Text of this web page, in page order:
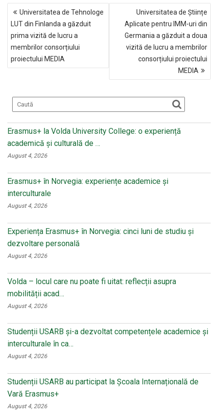
b
o
o
k
o
kl
a
er
NAVIGARE
ÎN
ARTICOLE
Universitatea de Tehnologe
LUT din Finlanda a găzduit
prima vizită de lucru a
membrilor consorțiului
proiectului MEDIA
Universitatea de Științe
Aplicate pentru IMM-uri din
Germania a găzduit a doua
vizită de lucru a membrilor
consorțiului proiectului
MEDIA
Erasmus+ la Volda University College: o experiență
academică și culturală de …
August 4, 2026
Erasmus+ în Norvegia: experiențe academice și
interculturale
August 4, 2026
Experiența Erasmus+ în Norvegia: cinci luni de studiu și
dezvoltare personală
August 4, 2026
Volda – locul care nu poate fi uitat: reflecții asupra
mobilității acad…
August 4, 2026
Studenții USARB și-a dezvoltat competențele academice și
interculturale în ca…
August 4, 2026
Studenții USARB au participat la Școala Internațională de
Vară Erasmus+
August 4, 2026